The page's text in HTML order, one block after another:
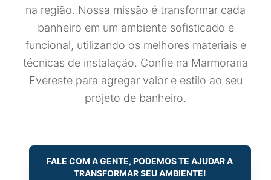
na região. Nossa missão é transformar cada
banheiro em um ambiente sofisticado e
funcional, utilizando os melhores materiais e
técnicas de instalação. Confie na Marmoraria
Evereste para agregar valor e estilo ao seu
projeto de banheiro.
FALE COM A GENTE, PODEMOS TE AJUDAR A
TRANSFORMAR SEU AMBIENTE!